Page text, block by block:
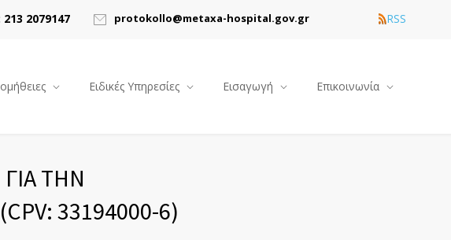
2079147 protokollo@metaxa-hospital.gov.gr RSS
Ειδικές Υπηρεσίες Εισαγωγή Επικοινωνία
ΤΗΝ
33194000-6)